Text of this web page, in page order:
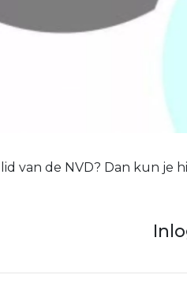
van de NVD? Dan kun je